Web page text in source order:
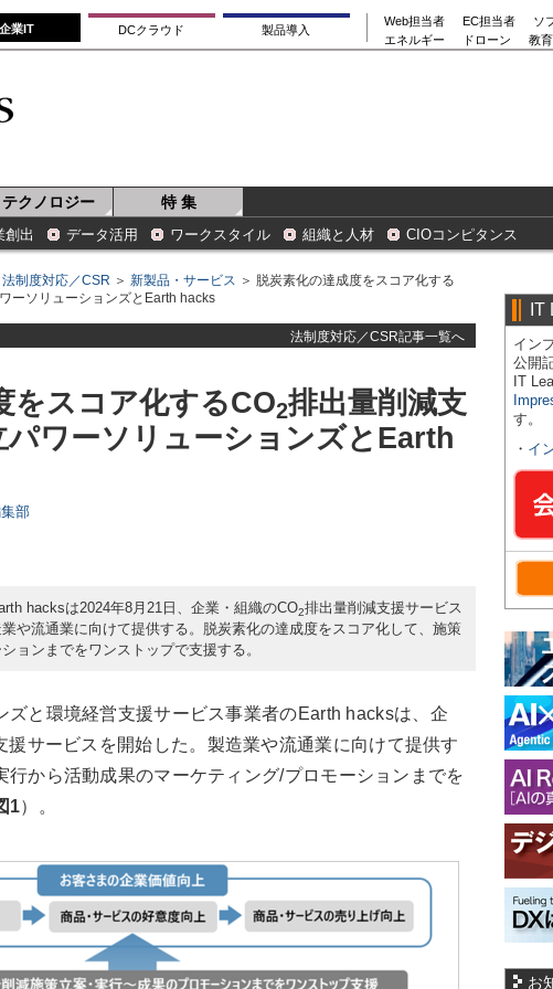
企業IT DCクラウド 製品導入
Web担当者 EC担当者
ソ
エネルギー
ドローン 教
テクノロジー 特 集
創出 データ活用 ワークスタイル 組織と人材 CIOコンピタンス
法制度対応／CSR ＞ 新製品・サービス ＞ 脱炭素化の達成度をスコア化する
ーソリューションズとEarth hacks
法制度対応／CSR記事一覧へ
をスコア化するCO2排出量削減支
ワーソリューションズとEarth
部
hacksは2024年8月21日、企業・組織のCO2排出量削減支援サービス
や流通業に向けて提供する。脱炭素化の達成度をスコア化して、施策
ョンまでをワンストップで支援する。
と環境経営支援サービス事業者のEarth hacksは、企
援サービスを開始した。製造業や流通業に向けて提供す
行から活動成果のマーケティング/プロモーションまでを
1）。
IT
イン
公開
IT
す。
・ イ
お